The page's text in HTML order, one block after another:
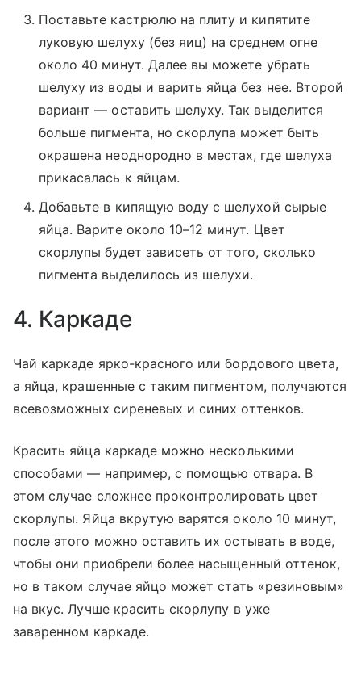
Поставьте кастрюлю на плиту и кипятите
луковую шелуху (без яиц) на среднем огне
около 40 минут. Далее вы можете убрать
шелуху из воды и варить яйца без нее. Второй
вариант — оставить шелуху. Так выделится
больше пигмента, но скорлупа может быть
окрашена неоднородно в местах, где шелуха
прикасалась к яйцам.
Добавьте в кипящую воду с шелухой сырые
яйца. Варите около 10–12 минут. Цвет
скорлупы будет зависеть от того, сколько
пигмента выделилось из шелухи.
4. Каркаде
Чай каркаде ярко-красного или бордового цвета,
а яйца, крашенные с таким пигментом, получаются
всевозможных сиреневых и синих оттенков.
Красить яйца каркаде можно несколькими
способами — например, с помощью отвара. В
этом случае сложнее проконтролировать цвет
скорлупы. Яйца вкрутую варятся около 10 минут,
после этого можно оставить их остывать в воде,
чтобы они приобрели более насыщенный оттенок,
но в таком случае яйцо может стать «резиновым»
на вкус. Лучше красить скорлупу в уже
заваренном каркаде.